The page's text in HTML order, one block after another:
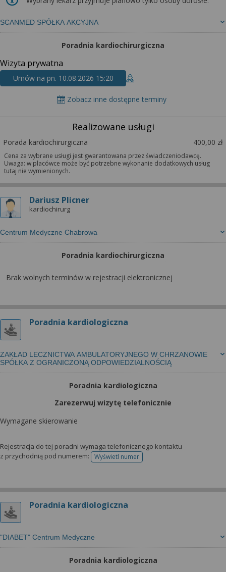
SCANMED SPÓŁKA AKCYJNA
Poradnia kardiochirurgiczna
Wizyta prywatna
Umów na pn. 10.08.2026 15:20
Zobacz inne dostępne terminy
Realizowane usługi
Porada kardiochirurgiczna 400,00 zł
Cena za wybrane usługi jest gwarantowana przez świadczeniodawcę.
Uwaga: w placówce może być potrzebne wykonanie dodatkowych usług
tutaj nie wymienionych.
Dariusz Plicner
kardiochirurg
Centrum Medyczne Chabrowa
Poradnia kardiochirurgiczna
Brak wolnych terminów w rejestracji elektronicznej
Poradnia kardiologiczna
ZAKŁAD LECZNICTWA AMBULATORYJNEGO W CHRZANOWIE
SPÓŁKA Z OGRANICZONĄ ODPOWIEDZIALNOŚCIĄ
Poradnia kardiologiczna
Zarezerwuj wizytę telefonicznie
Wymagane skierowanie
Rejestracja do tej poradni wymaga telefonicznego kontaktu
z przychodnią pod numerem:
Wyświetl numertelefonu do rejestracji
Poradnia kardiologiczna
"DIABET" Centrum Medyczne
Poradnia kardiologiczna
danych tylko w niektórych celach. Jeżeli chcesz
dowiedzieć się więcej lub chcesz przeprowadzić
konfigurację szczegółową, to możesz tego dokonać
za pomocą „Ustawień zaawansowanych”.
Więcej informacji na temat wykorzystywania
narzędzi zewnętrznych w naszym serwisie
znajdziesz w Regulaminie Serwisu.